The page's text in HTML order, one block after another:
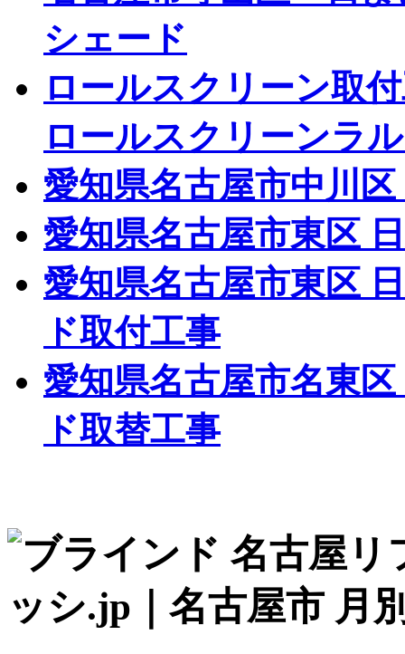
シェード
ロールスクリーン
ロールスクリーンラ
愛知県名古屋市中川
愛知県名古屋市東区
愛知県名古屋市東区
ド取付工事
愛知県名古屋市名東
ド取替工事